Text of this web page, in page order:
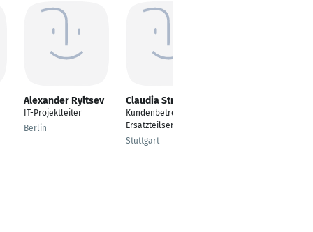
Alexander Ryltsev
IT-Projektleiter
Berlin
Claudia Strauss
Kundenbetreuung
Ersatzteilservice
Stuttgart